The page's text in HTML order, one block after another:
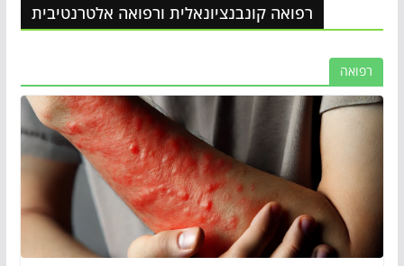
רפואה קונבנציונאלית ורפואה אלטרנטיבית
רפואה